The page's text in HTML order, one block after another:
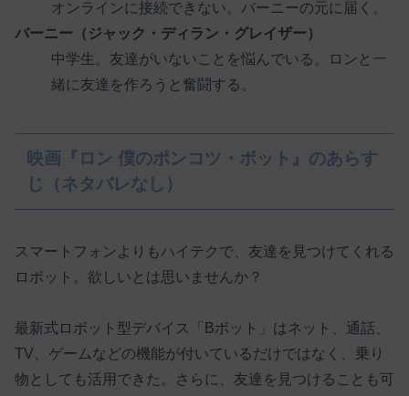
オンラインに接続できない。バーニーの元に届く。
バーニー（ジャック・ディラン・グレイザー）
中学生。友達がいないことを悩んでいる。ロンと一
緒に友達を作ろうと奮闘する。
映画『ロン 僕のポンコツ・ボット』のあらす
じ（ネタバレなし）
スマートフォンよりもハイテクで、友達を見つけてくれる
ロボット。欲しいとは思いませんか？
最新式ロボット型デバイス「Bボット」はネット、通話、
TV、ゲームなどの機能が付いているだけではなく、乗り
物としても活用できた。さらに、友達を見つけることも可